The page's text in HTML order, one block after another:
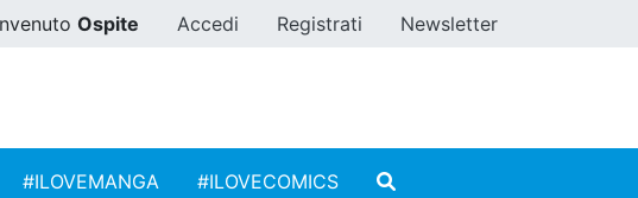
Ospite Accedi Registrati Newsletter
#ILOVEMANGA #ILOVECOMICS